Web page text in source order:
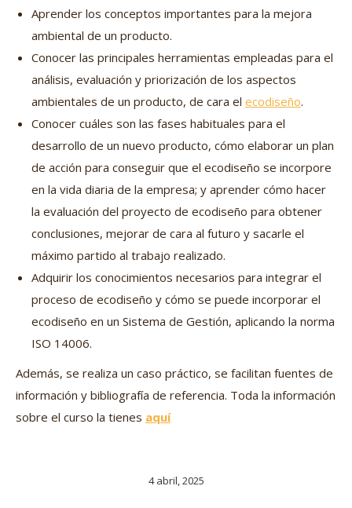
Aprender los conceptos importantes para la mejora
ambiental de un producto.
Conocer las principales herramientas empleadas para el
análisis, evaluación y priorización de los aspectos
ambientales de un producto, de cara el ecodiseño.
Conocer cuáles son las fases habituales para el
desarrollo de un nuevo producto, cómo elaborar un plan
de acción para conseguir que el ecodiseño se incorpore
en la vida diaria de la empresa; y aprender cómo hacer
la evaluación del proyecto de ecodiseño para obtener
conclusiones, mejorar de cara al futuro y sacarle el
máximo partido al trabajo realizado.
Adquirir los conocimientos necesarios para integrar el
proceso de ecodiseño y cómo se puede incorporar el
ecodiseño en un Sistema de Gestión, aplicando la norma
ISO 14006.
Además, se realiza un caso práctico, se facilitan fuentes de
información y bibliografía de referencia. Toda la información
sobre el curso la tienes aquí
4 abril, 2025